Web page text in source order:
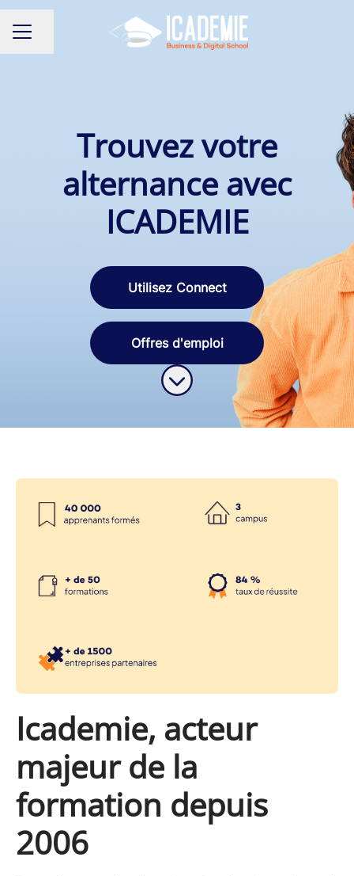
MENU CARRIÈRE
Partager la page
Trouvez votre
alternance avec
ICADEMIE
Utilisez Connect
Offres d'emploi
Faire défiler jusqu'au contenu
Icademie, acteur
majeur de la
formation depuis
2006